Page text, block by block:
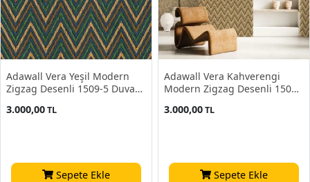
Adawall Vera Yeşil Modern
Zigzag Desenli 1509-5 Duvar
3.000,00TL
Sepete Ekle
Adawall Vera Kahverengi
Modern Zigzag Desenli 1509-
3.000,00TL
Sepete Ekle